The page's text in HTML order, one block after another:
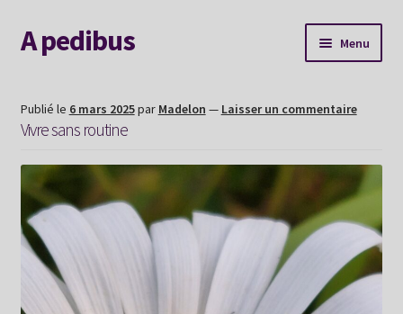
Aller
à
navigation
Aller
au
A pedibus Menu
Nouvelle voie
Explorer le site
Me contacter
Album souvenirs
Publié le 6 mars 2025par Madelon — Laisser un commentaire
Vivre sans routine